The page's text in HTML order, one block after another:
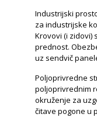
Industrijski
za industrijske
Krovovi (i zidovi)
prednost.
uz sendvič
Poljoprivredne
poljoprivrednim
okruženje za
čitave pogone u